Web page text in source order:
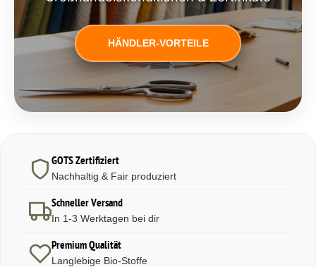
HÄNDLER-VORTEILE
GOTS Zertifiziert
Nachhaltig & Fair produziert
Schneller Versand
In 1-3 Werktagen bei dir
Premium Qualität
Langlebige Bio-Stoffe